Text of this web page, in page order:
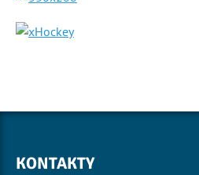
KONTAKTY